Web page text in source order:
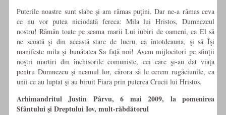
Puterile noastre sunt slabe şi am rămas puţini. Dar ne-a rămas ceva
ce nu vor putea niciodată fereca: Mila lui Hristos, Dumnezeul
nostru! Rămân toate pe seama marii Lui iubiri de oameni, ca El să
ne scoată şi din această stare de lucru, ca întotdeauna, şi să Îşi
manifeste mila şi bunătatea Sa faţă noi! Avem mijlocitori pe sfinţii
noştri martiri din închisorile comuniste, cei care şi-au dat viaţa
pentru Dumnezeu şi neamul lor, cărora să le cerem rugăciunile, ca
unii ce au luptat şi au biruit Fiara prin puterea Crucii lui Hristos.
Arhimandritul Justin Pârvu, 6 mai 2009, la pomenirea
Sfântului şi Dreptului Iov, mult-răbdătorul